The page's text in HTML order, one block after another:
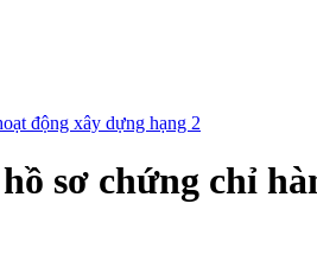
động xây dựng hạng 2
sơ chứng chỉ